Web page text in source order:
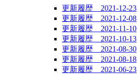
更新履歴 2021-12-23
更新履歴 2021-12-08
更新履歴 2021-11-10
更新履歴 2021-10-13
更新履歴 2021-08-30
更新履歴 2021-08-18
更新履歴 2021-06-23